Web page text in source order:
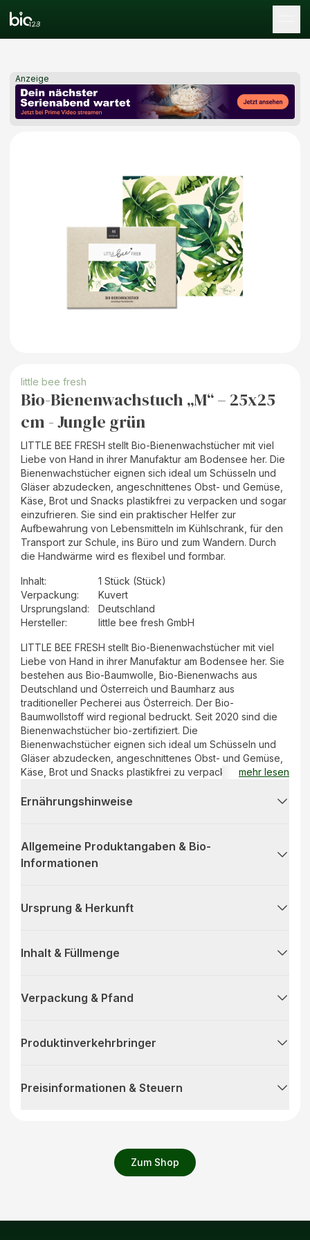
Anzeige
Zum Shop
little bee fresh
Bio-Bienenwachstuch „M“ – 25x25
cm - Jungle grün
LITTLE BEE FRESH stellt Bio-Bienenwachstücher mit viel
Liebe von Hand in ihrer Manufaktur am Bodensee her. Die
Bienenwachstücher eignen sich ideal um Schüsseln und
Gläser abzudecken, angeschnittenes Obst- und Gemüse,
Käse, Brot und Snacks plastikfrei zu verpacken und sogar
einzufrieren. Sie sind ein praktischer Helfer zur
Aufbewahrung von Lebensmitteln im Kühlschrank, für den
Transport zur Schule, ins Büro und zum Wandern. Durch
die Handwärme wird es flexibel und formbar.
Inhalt:
1 Stück (Stück)
Verpackung:
Kuvert
Ursprungsland:
Deutschland
Hersteller: little bee fresh GmbH
LITTLE BEE FRESH stellt Bio-Bienenwachstücher mit viel
Liebe von Hand in ihrer Manufaktur am Bodensee her. Sie
bestehen aus Bio-Baumwolle, Bio-Bienenwachs aus
Deutschland und Österreich und Baumharz aus
traditioneller Pecherei aus Österreich. Der Bio-
Baumwollstoff wird regional bedruckt. Seit 2020 sind die
Bienenwachstücher bio-zertifiziert. Die
Bienenwachstücher eignen sich ideal um Schüsseln und
Gläser abzudecken, angeschnittenes Obst- und Gemüse,
Käse, Brot und Snacks plastikfrei zu verpacken und sogar
Aufbewahrung von Lebensmitteln im Kühlschrank, für den
mehr lesen
Ernährungshinweise
Allgemeine Produktangaben & Bio-
Informationen
Ursprung & Herkunft
Inhalt & Füllmenge
Verpackung & Pfand
Produktinverkehrbringer
Preisinformationen & Steuern